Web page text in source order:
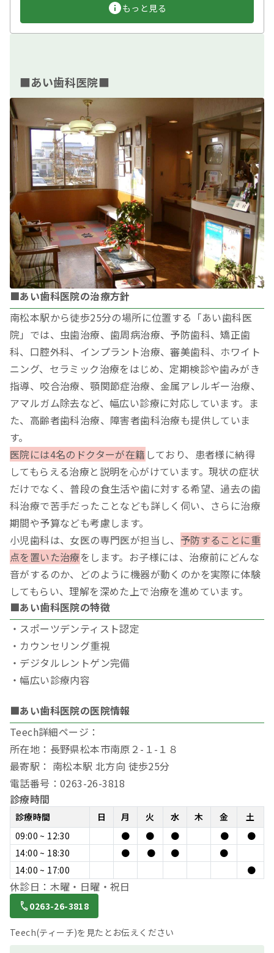
もっと見る
■あい歯科医院■
■あい歯科医院の治療方針
南松本駅から徒歩25分の場所に位置する「あい歯科医
院」では、虫歯治療、歯周病治療、予防歯科、矯正歯
科、口腔外科、インプラント治療、審美歯科、ホワイト
ニング、セラミック治療をはじめ、定期検診や歯みがき
指導、咬合治療、顎関節症治療、金属アレルギー治療、
アマルガム除去など、幅広い診療に対応しています。ま
た、高齢者歯科治療、障害者歯科治療も提供していま
す。
医院には4名のドクターが在籍 しており、患者様に納得
してもらえる治療と説明を心がけています。現状の症状
だけでなく、普段の食生活や歯に対する希望、過去の歯
科治療で苦手だったことなども詳しく伺い、さらに治療
期間や予算なども考慮します。
小児歯科は、女医の専門医が担当し、 予防することに重
点を置いた治療をします。お子様には、治療前にどんな
音がするのか、どのように機器が動くのかを実際に体験
してもらい、理解を深めた上で治療を進めています。
■あい歯科医院の特徴
・スポーツデンティスト認定
・カウンセリング重視
・デジタルレントゲン完備
・幅広い診療内容
■あい歯科医院の医院情報
Teech詳細ページ：
所在地：長野県松本市南原２-１-１８
最寄駅： 南松本駅 北方向 徒歩25分
電話番号：0263-26-3818
診療時間
診療時間 日 月 火 水 木 金
土
09:00 ~ 12:30
● ● ● ●
●
14:00 ~ 18:30
● ● ●
●
14:00 ~ 17:00
●
休診日：木曜・日曜・祝日
0263-26-3818
Teech(ティーチ)を見たとお伝えください